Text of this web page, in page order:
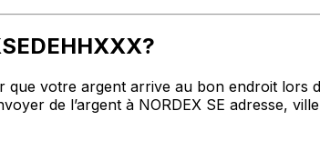
votre argent arrive au bon endroit lors
de l’argent à NORDEX SE adresse,